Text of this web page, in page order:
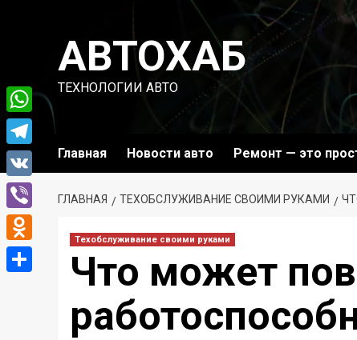
содержимомуАВТОХАБ
ТЕХНОЛОГИИ АВТО
Главная Новости авто Ремонт — это
ГЛАВНАЯ ТЕХОБСЛУЖИВАНИЕ СВОИМИ РУКАМИ
Техобслуживание своими руками
Что может
WhatsApp
Telegram
VK
Viber
Odnoklassniki